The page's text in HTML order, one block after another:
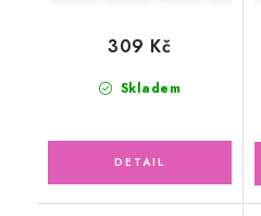
Skladem
309 Kč